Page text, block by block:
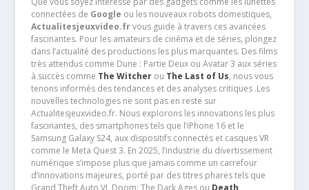
connectées de Google ou les nouveaux robots domestiques,
Actualitesjeuxvideo.frvous guide à travers ces avancées
fascinantes. Pour les amateurs de cinéma et de séries, plongez
dans l’actualité des productions les plus marquantes. Des films
très attendus comme Dune : Partie Deux ou Avatar 3 aux séries
à succès comme The Witcherou The Last of Us, nous vous
tenons informés des tendances et des analyses critiques .Les
nouvelles technologies ne sont pas en reste sur
Actualitesjeuxvideo.fr. Nous explorons les innovations les plus
fascinantes, des smartphones tels que l’iPhone 16 et le
Samsung Galaxy S24, aux dispositifs connectés et casques VR
comme le Meta Quest 3. En 2025, l’industrie du divertissement
numérique s’impose plus que jamais comme un carrefour
d’innovations majeures, porté par des titres phares tels que